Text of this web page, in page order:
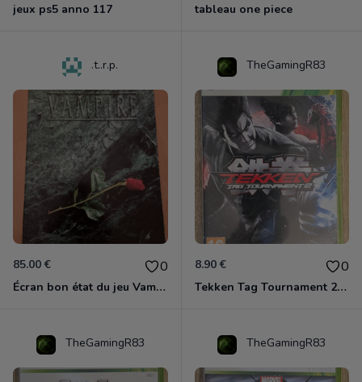
jeux ps5 anno 117 tableau one piece
.t..r.p.
85.00 € 0
Écran bon état du jeu Vampire et livre de règles « la mascarade » état d’usage
TheGamingR83
8.90 € 0
Tekken Tag Tournament 2 Xbox 360
TheGamingR83 TheGamingR83